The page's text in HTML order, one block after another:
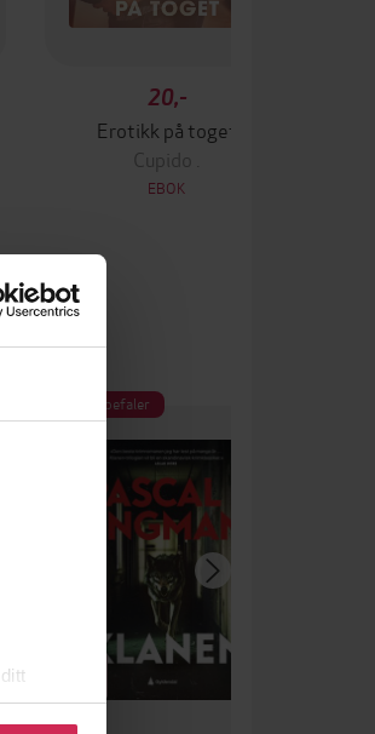
20,-
Erotikk på toget
Cupido .
EBOK
Vi anbefaler